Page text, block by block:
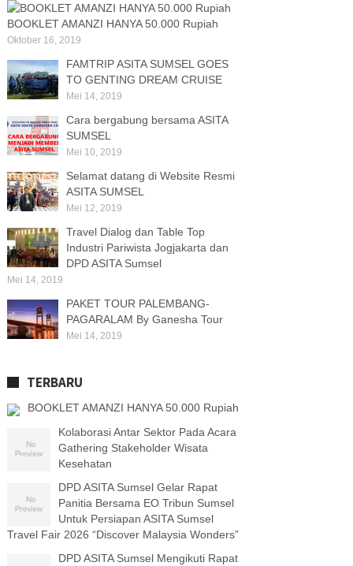
BOOKLET AMANZI HANYA 50.000 Rupiah
Oktober 16, 2019
FAMTRIP ASITA SUMSEL GOES
TO GENTING DREAM CRUISE
Mei 14, 2019
Cara bergabung bersama ASITA
SUMSEL
Mei 10, 2019
Selamat datang di Website Resmi
ASITA SUMSEL
Mei 12, 2019
Travel Dialog dan Table Top
Industri Pariwista Jogjakarta dan
DPD ASITA Sumsel
Mei 14, 2019
PAKET TOUR PALEMBANG-
PAGARALAM By Ganesha Tour
Mei 14, 2019
TERBARU
BOOKLET AMANZI HANYA 50.000 Rupiah
Kolaborasi Antar Sektor Pada Acara
Gathering Stakeholder Wisata
Kesehatan
DPD ASITA Sumsel Gelar Rapat
Panitia Bersama EO Tribun Sumsel
Untuk Persiapan ASITA Sumsel
Travel Fair 2026 “Discover Malaysia Wonders”
DPD ASITA Sumsel Mengikuti Rapat